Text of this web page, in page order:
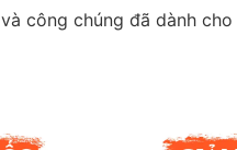
công chúng đã dành cho